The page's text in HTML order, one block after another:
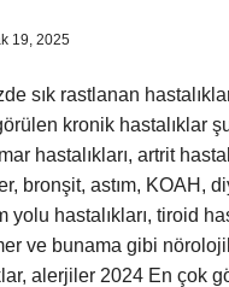
19, 2025
sık rastlanan
kronik hastalıklar
hastalıkları, artrit
bronşit, astım, KOAH,
yolu hastalıkları, tiroid
ve bunama gibi
alerjiler 2024 En çok